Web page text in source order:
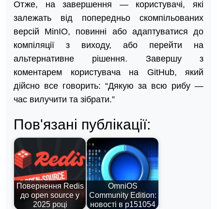
Отже, на завершення — користувачі, які
залежать від попередньо скомпільованих
версій MinIO, повинні або адаптуватися до
компіляції з виходу, або перейти на
альтернативне рішення. Завершу з
коментарем користувача на GitHub, який
дійсно все говорить: “Дякую за всю рибу —
час вилучити та зібрати.”
Пов'язані публікації:
Повернення Redis
до open source у
2025 році
OmniOS
Community Edition:
новості в р151054